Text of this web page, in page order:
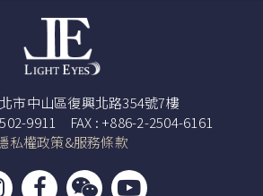
市中山區復興北路354號7樓
9911 FAX : +886-2-2504-6161
私權政策&服務條款